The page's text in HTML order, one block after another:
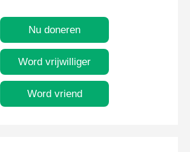
Nu doneren
Word vrijwilliger
Word vriend